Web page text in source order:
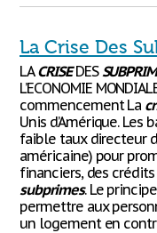
La Crise Des
LACRISEDES
L’ECONOMIE
commencement La
Unis d’Amérique.
faible taux directeur
américaine) pour
financiers, des
subprimes. Le
permettre aux
un logement en